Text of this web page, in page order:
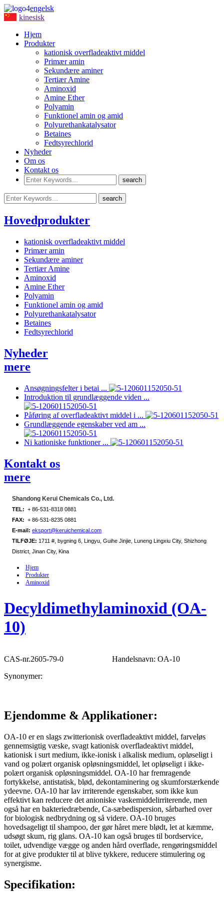
engelsk
kinesisk
Hjem
Produkter
kationisk overfladeaktivt middel
Primær amin
Sekundære aminer
Tertiær Amine
Aminoxid
Amine Ether
Polyamin
Funktionel amin og amid
Polyurethankatalysator
Betaines
Fedtsyrechlorid
Nyheder
Om os
Kontakt os
Hovedprodukter
kationisk overfladeaktivt middel
Primær amin
Sekundære aminer
Tertiær Amine
Aminoxid
Amine Ether
Polyamin
Funktionel amin og amid
Polyurethankatalysator
Betaines
Fedtsyrechlorid
Nyheder
mere
Ansøgningsfelter i betai ...
Introduktion til grundlæggende viden ...
Påføring af overfladeaktivt middel i ...
Grundlæggende egenskaber ved am ...
Ni kationiske funktioner ...
Kontakt os
mere
Shandong Kerui Chemicals Co., Ltd.
TEL: + 86-531-8318 0881
FAX: + 86-531-8235 0881
E-mail: eksport@keruichemical.com
TILFØJE: 1711 #, bygning 6, Lingyu, Guihe Jinjie, Luneng Lingxiu City, Shizhong
District, Jinan City, Kina
Hjem
Produkter
Aminoxid
Decyldimethylaminoxid (OA-
10)
CAS-nr.2605-79-0
Handelsnavn: OA-10
Synonymer:
Ejendomme & Applikationer:
OA-10 er en slags zwitterionisk overfladeaktivt middel, farveløs
gennemsigtig væske, svagt kationisk overfladeaktivt middel,
kationisk i surt medium, ikke-ionisk i alkalisk medium, opløseligt i
vand og polært organisk opløsningsmiddel, let opløseligt i ikke-
polært organisk opløsningsmiddel. OA-10 har fremragende
fortykkelse, antistatisk, blød, dekontaminering og skumforstærkende
ydeevne. OA-10 har lav irriterende egenskaber, som ikke kun
effektivt kan reducere det anioniske vaskemiddelirriterende, men
også har en bakteriedræbende, Ca-sæbedispersion, sårbarhed over
for biologisk nedbrydning og så videre. OA-10 bruges
hovedsageligt til shampoo, der gør håret mere blødt, let at kæmme,
udsøgt skum, rig glans. OA-10 kan også bruges til bordservice,
toilet, udvendige vægge og anden hård overflade, rengøringsmiddel
for at give produkter til at blive tykkere, reducere stimulering og
synergisme.
Specifikation: